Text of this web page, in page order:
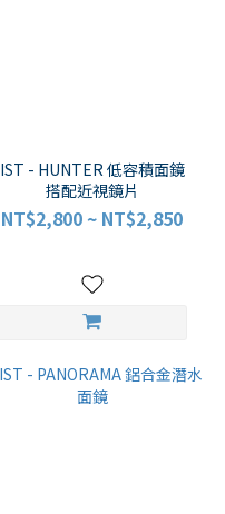
IST - HUNTER 低容積面鏡
搭配近視鏡片
NT$2,800 ~ NT$2,850